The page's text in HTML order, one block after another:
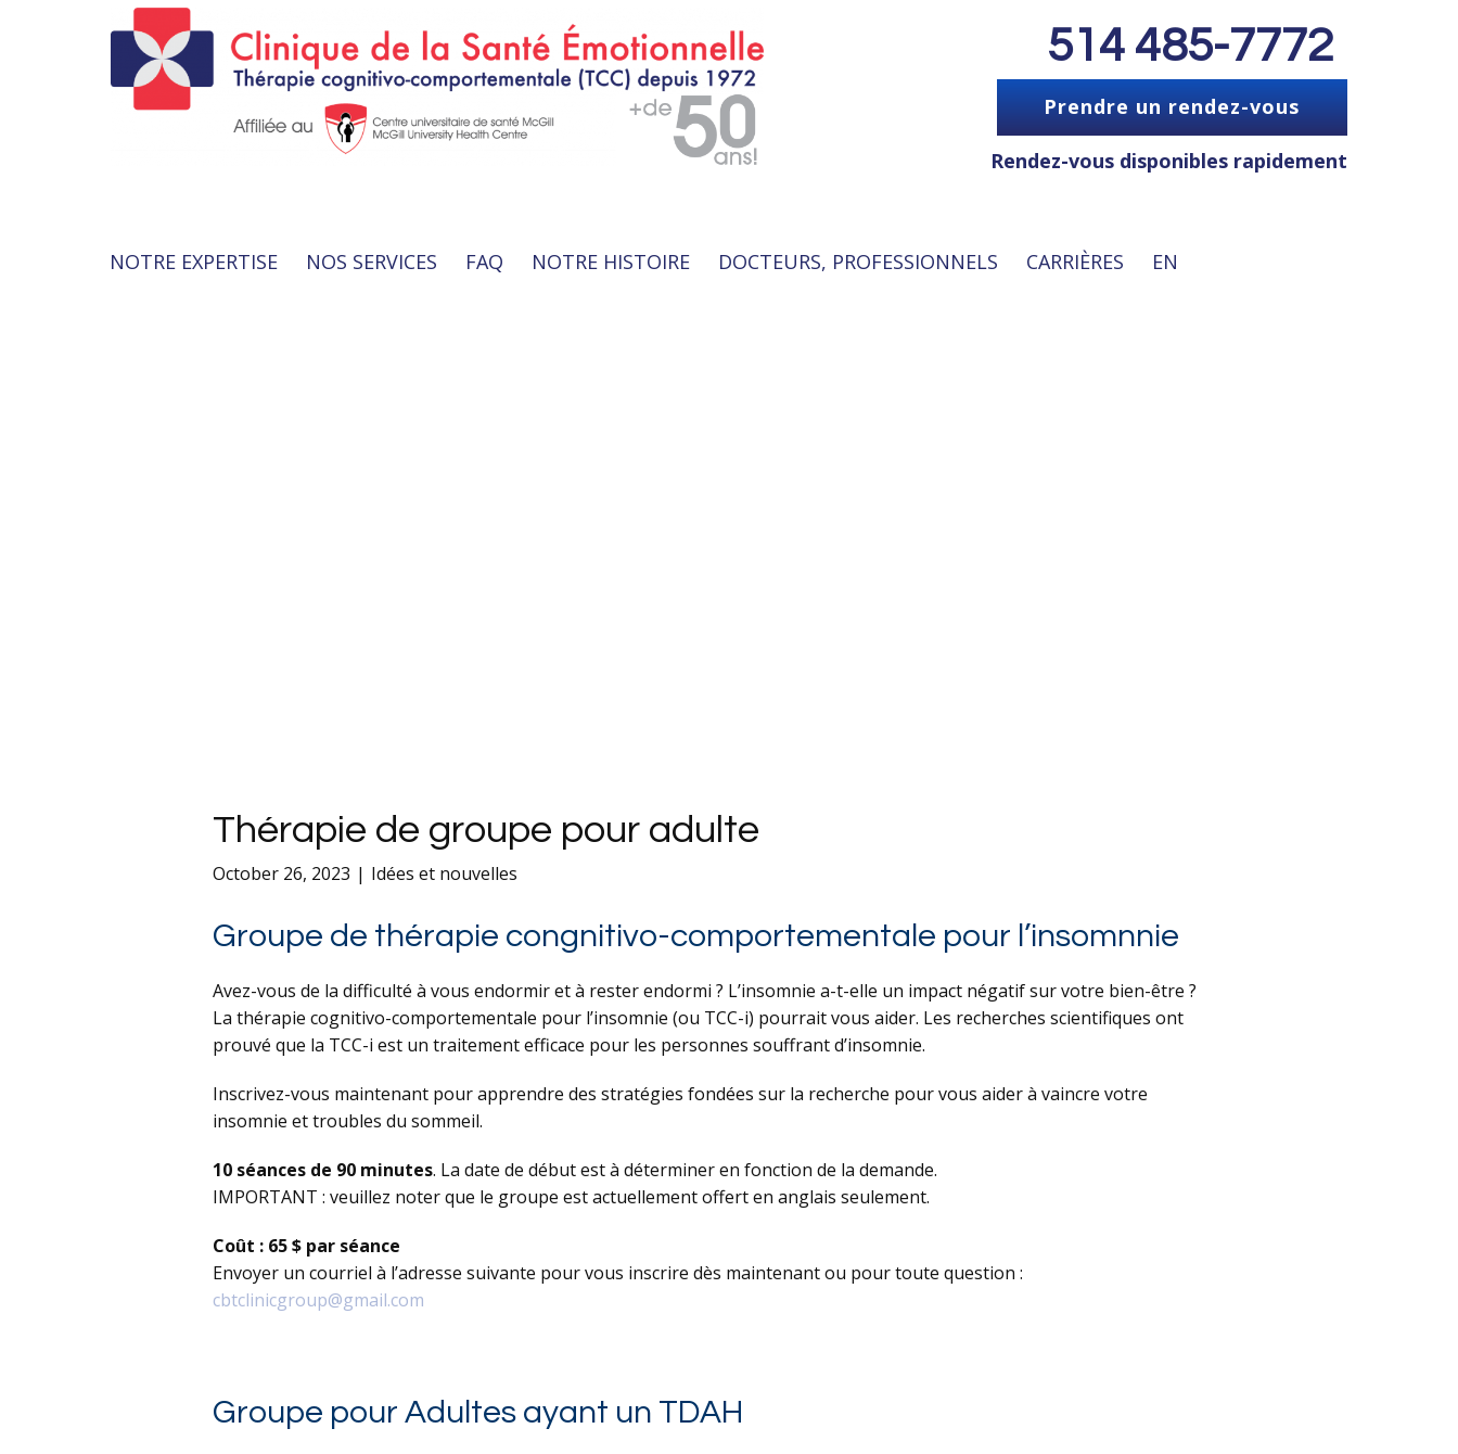
514 485-7772
Prendre un rendez-vous
Rendez-vous disponibles rapidement
NOTRE EXPERTISE NOS SERVICES FAQ NOTRE HISTOIRE DOCTEURS, PROFESSIONNELS CARRIÈRES EN
Thérapie de groupe pour adulte
October 26, 2023 Idées et nouvelles
Groupe de thérapie congnitivo-comportementale pour l’insomnnie
Avez-vous de la difficulté à vous endormir et à rester endormi ? L’insomnie a-t-elle un impact négatif sur votre bien-être ?
La thérapie cognitivo-comportementale pour l’insomnie (ou TCC-i) pourrait vous aider. Les recherches scientifiques ont
prouvé que la TCC-i est un traitement efficace pour les personnes souffrant d’insomnie.
Inscrivez-vous maintenant pour apprendre des stratégies fondées sur la recherche pour vous aider à vaincre votre
insomnie et troubles du sommeil.
10 séances de 90 minutes. La date de début est à déterminer en fonction de la demande.
IMPORTANT : veuillez noter que le groupe est actuellement offert en anglais seulement.
Coût : 65 $ par séance
Envoyer un courriel à l’adresse suivante pour vous inscrire dès maintenant ou pour toute question :
cbtclinicgroup@gmail.com
Groupe pour Adultes ayant un TDAH